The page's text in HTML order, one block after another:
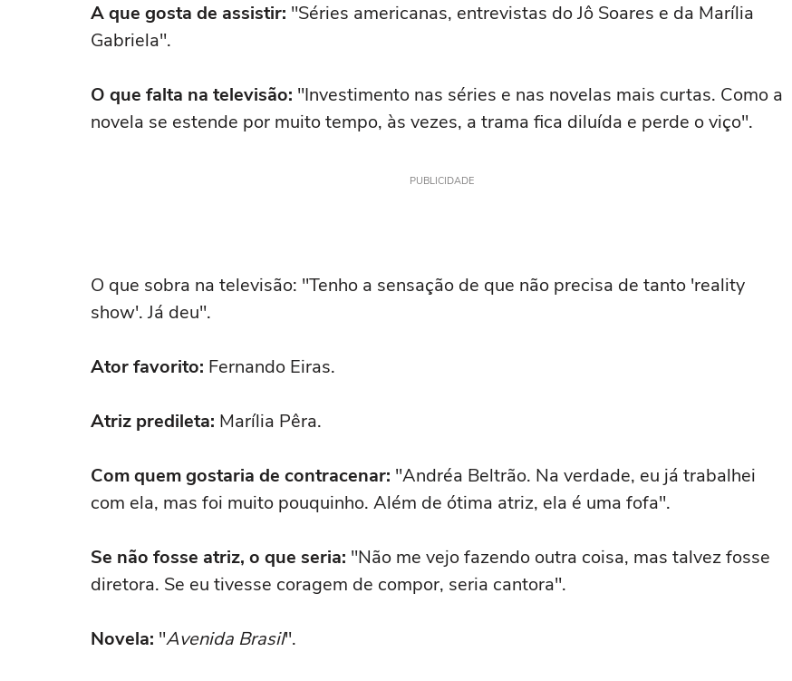
A que gosta de assistir: "Séries americanas, entrevistas do Jô Soares e da Marília
Gabriela".
O que falta na televisão: "Investimento nas séries e nas novelas mais curtas. Como a
novela se estende por muito tempo, às vezes, a trama fica diluída e perde o viço''.
PUBLICIDADE
O que sobra na televisão: "Tenho a sensação de que não precisa de tanto 'reality
show'. Já deu''.
Ator favorito: Fernando Eiras.
Atriz predileta: Marília Pêra.
Com quem gostaria de contracenar: "Andréa Beltrão. Na verdade, eu já trabalhei
com ela, mas foi muito pouquinho. Além de ótima atriz, ela é uma fofa".
Se não fosse atriz, o que seria: ''Não me vejo fazendo outra coisa, mas talvez fosse
diretora. Se eu tivesse coragem de compor, seria cantora''.
Novela: "Avenida Brasil".